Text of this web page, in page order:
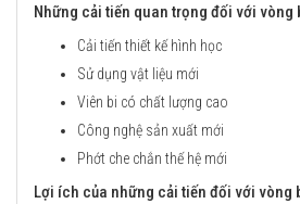
Những cải tiến quan trọng đối với vòng
Cải tiến thiết kế hình học
Sử dụng vật liệu mới
Viên bi có chất lượng cao
Công nghệ sản xuất mới
Phớt che chắn thế hệ mới
Lợi ích của những cải tiến đối với vòng